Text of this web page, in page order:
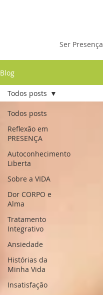
Ser Presença
Blog
Todos posts
Reflexão em
PRESENÇA
Autoconhecimento
Liberta
Sobre a VIDA
Dor CORPO e
Alma
Tratamento
Integrativo
Ansiedade
Histórias da
Minha Vida
Insatisfação
Todos posts